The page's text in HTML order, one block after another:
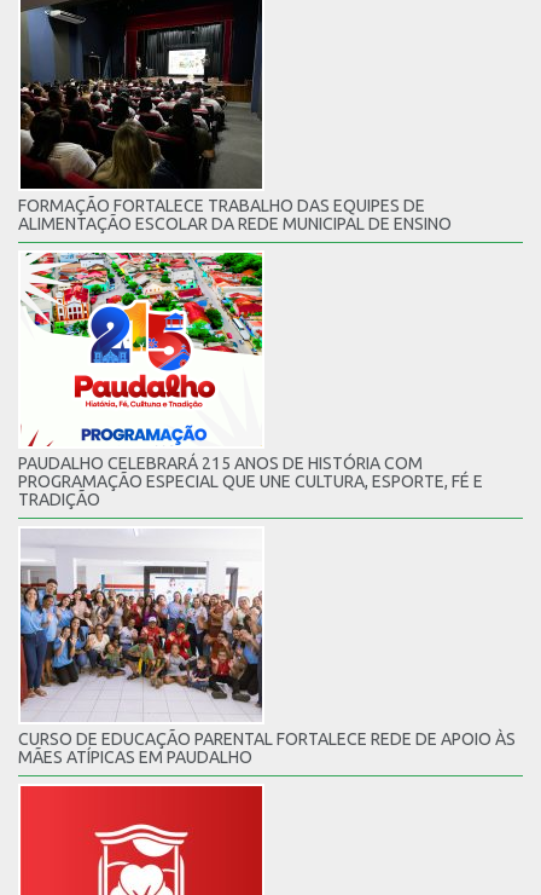
FORMAÇÃO FORTALECE TRABALHO DAS EQUIPES DE
ALIMENTAÇÃO ESCOLAR DA REDE MUNICIPAL DE ENSINO
PAUDALHO CELEBRARÁ 215 ANOS DE HISTÓRIA COM
PROGRAMAÇÃO ESPECIAL QUE UNE CULTURA, ESPORTE, FÉ E
TRADIÇÃO
CURSO DE EDUCAÇÃO PARENTAL FORTALECE REDE DE APOIO ÀS
MÃES ATÍPICAS EM PAUDALHO